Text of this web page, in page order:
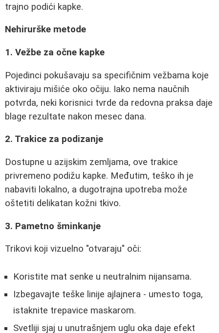
trajno podići kapke.
Nehirurške metode
1. Vežbe za očne kapke
Pojedinci pokušavaju sa specifičnim vežbama koje
aktiviraju mišiće oko očiju. Iako nema naučnih
potvrda, neki korisnici tvrde da redovna praksa daje
blage rezultate nakon mesec dana.
2. Trakice za podizanje
Dostupne u azijskim zemljama, ove trakice
privremeno podižu kapke. Međutim, teško ih je
nabaviti lokalno, a dugotrajna upotreba može
oštetiti delikatan kožni tkivo.
3. Pametno šminkanje
Trikovi koji vizuelno "otvaraju" oči:
Koristite mat senke u neutralnim nijansama.
Izbegavajte teške linije ajlajnera - umesto toga,
istaknite trepavice maskarom.
Svetliji sjaj u unutrašnjem uglu oka daje efekt